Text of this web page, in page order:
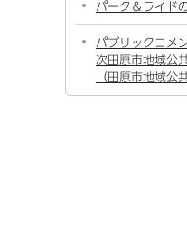
パーク＆ライド
パブリックコメ
次田原市地域公
（田原市地域公